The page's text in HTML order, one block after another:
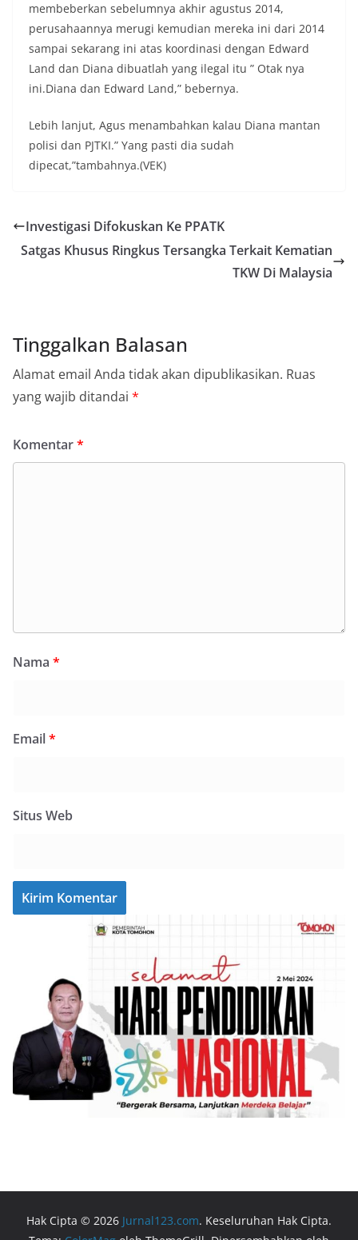
membeberkan sebelumnya akhir agustus 2014,
perusahaannya merugi kemudian mereka ini dari 2014
sampai sekarang ini atas koordinasi dengan Edward
Land dan Diana dibuatlah yang ilegal itu ” Otak nya
ini.Diana dan Edward Land,” bebernya.
Lebih lanjut, Agus menambahkan kalau Diana mantan
polisi dan PJTKI.” Yang pasti dia sudah
dipecat,”tambahnya.(VEK)
Investigasi Difokuskan Ke PPATK
Satgas Khusus Ringkus Tersangka Terkait Kematian
TKW Di Malaysia
Tinggalkan Balasan
Alamat email Anda tidak akan dipublikasikan. Ruas
yang wajib ditandai *
Komentar*
Nama *
Email*
Situs Web
Hak Cipta © 2026 Jurnal123.com. Keseluruhan Hak Cipta.